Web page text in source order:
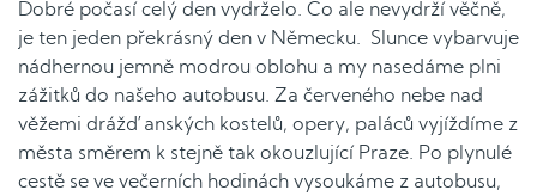
Dobré počasí celý den vydrželo. Co ale nevydrží věčně,
je ten jeden překrásný den v Německu. Slunce vybarvuje
nádhernou jemně modrou oblohu a my nasedáme plni
zážitků do našeho autobusu. Za červeného nebe nad
věžemi drážďanských kostelů, opery, paláců vyjíždíme z
města směrem k stejně tak okouzlující Praze. Po plynulé
cestě se ve večerních hodinách vysoukáme z autobusu,